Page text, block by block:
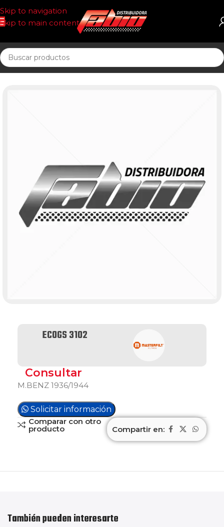
Skip to navigation
Skip to main content
Inicio ECOLOGICOS
ECOGS 3102
Consultar
M.BENZ 1936/1944
Solicitar información
Comparar con otro
producto Compartir en:
También pueden interesarte